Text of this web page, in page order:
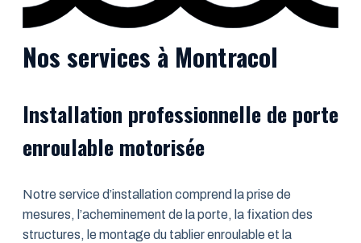
Nos services à Montracol
Installation professionnelle de porte
enroulable motorisée
Notre service d’installation comprend la prise de
mesures, l’acheminement de la porte, la fixation des
structures, le montage du tablier enroulable et la